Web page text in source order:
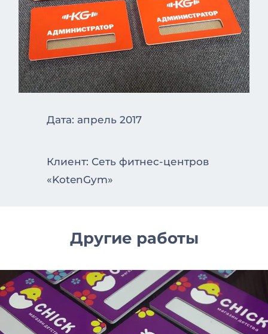
Дата: апрель 2017
Клиент: Сеть фитнес-центров
«KotenGym»
Другие работы